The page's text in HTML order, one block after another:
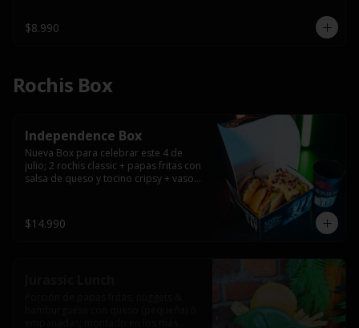
$8.990
Rochis Box
Independence Box
Nueva Box para celebrar este 4 de
julio; 2 rochis classic + papas fritas con
salsa de queso y tocino cripsy + vaso
$14.990